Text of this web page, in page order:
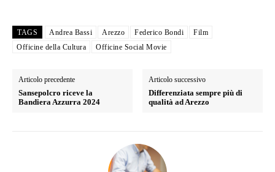
TAGS Andrea Bassi Arezzo Federico Bondi
Film
Officine della Cultura
Officine Social Movie
Articolo precedente
Sansepolcro riceve la
Bandiera Azzurra 2024
Articolo successivo
Differenziata sempre più di
qualità ad Arezzo